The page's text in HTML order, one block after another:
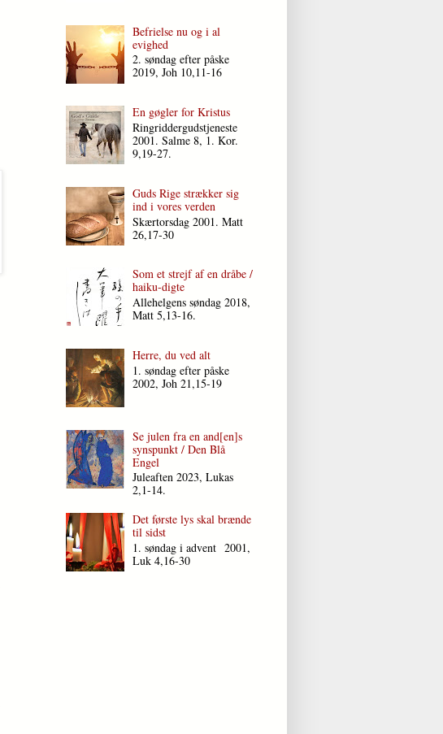
Befrielse nu og i al
evighed
2. søndag efter påske
2019, Joh 10,11-16
En gøgler for Kristus
Ringriddergudstjeneste
2001. Salme 8, 1. Kor.
9,19-27.
Guds Rige strækker sig
ind i vores verden
Skærtorsdag 2001. Matt
26,17-30
Som et strejf af en dråbe /
haiku-digte
Allehelgens søndag 2018,
Matt 5,13-16.
Herre, du ved alt
1. søndag efter påske
2002, Joh 21,15-19
Se julen fra en and[en]s
synspunkt / Den Blå
Engel
Juleaften 2023, Lukas
2,1-14.
Det første lys skal brænde
til sidst
1. søndag i advent 2001,
Luk 4,16-30